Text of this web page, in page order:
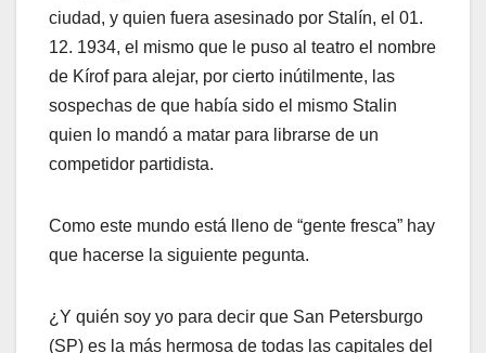
ciudad, y quien fuera asesinado por Stalín, el 01.
12. 1934, el mismo que le puso al teatro el nombre
de Kírof para alejar, por cierto inútilmente, las
sospechas de que había sido el mismo Stalin
quien lo mandó a matar para librarse de un
competidor partidista.
Como este mundo está lleno de “gente fresca” hay
que hacerse la siguiente pegunta.
¿Y quién soy yo para decir que San Petersburgo
(SP) es la más hermosa de todas las capitales del